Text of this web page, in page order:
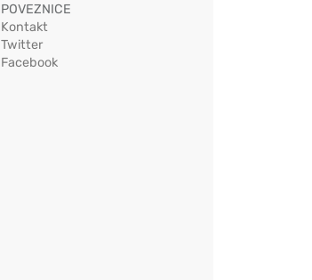
POVEZNICE
Kontakt
Twitter
Facebook